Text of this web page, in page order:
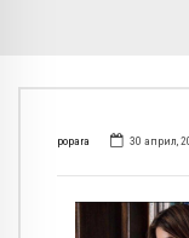
popara 30 април,